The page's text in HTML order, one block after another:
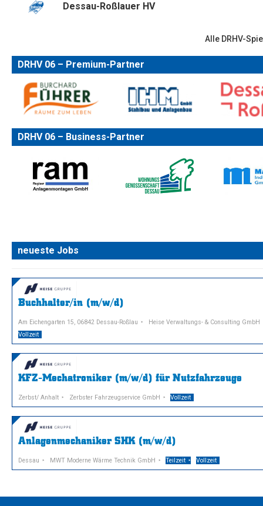
Dessau-Roßlauer HV
Alle DRHV-
DRHV 06 – Premium-Partner
DRHV 06 – Business-Partner
neueste Jobs
Buchhalter/in (m/w/d)
Am Eichengarten 15, 06842 Dessau-Roßlau
Heise Verwaltungs- & Consulting GmbH
Vollzeit
KFZ-Mechatroniker (m/w/d) für Nutzfahrzeuge
Zerbst/ Anhalt Zerbster Fahrzeugservice GmbH Vollzeit
Anlagenmechaniker SHK (m/w/d)
Dessau MWT Moderne Wärme Technik GmbH Teilzeit Vollzeit